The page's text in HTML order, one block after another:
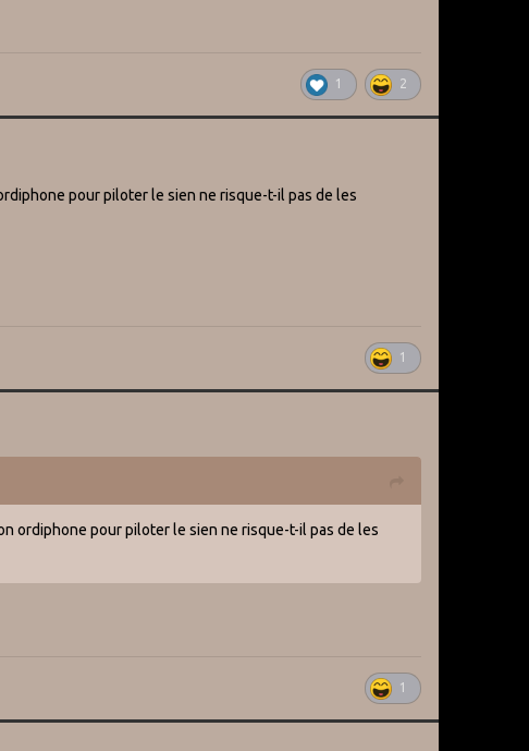
1 2
pour piloter le sien ne risque-t-il pas de les
1
ordiphone pour piloter le sien ne risque-t-il pas de les
1